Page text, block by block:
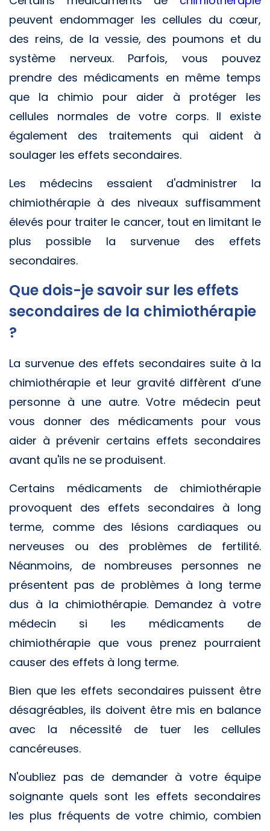
peuvent endommager les cellules du cœur,
des reins, de la vessie, des poumons et du
système nerveux. Parfois, vous pouvez
prendre des médicaments en même temps
que la chimio pour aider à protéger les
cellules normales de votre corps. Il existe
également des traitements qui aident à
soulager les effets secondaires.
Les médecins essaient d'administrer la
chimiothérapie à des niveaux suffisamment
élevés pour traiter le cancer, tout en limitant le
plus possible la survenue des effets
secondaires.
Que dois-je savoir sur les effets
secondaires de la chimiothérapie
?
La survenue des effets secondaires suite à la
chimiothérapie et leur gravité diffèrent d’une
personne à une autre. Votre médecin peut
vous donner des médicaments pour vous
aider à prévenir certains effets secondaires
avant qu'ils ne se produisent.
Certains médicaments de chimiothérapie
provoquent des effets secondaires à long
terme, comme des lésions cardiaques ou
nerveuses ou des problèmes de fertilité.
Néanmoins, de nombreuses personnes ne
présentent pas de problèmes à long terme
dus à la chimiothérapie. Demandez à votre
médecin si les médicaments de
chimiothérapie que vous prenez pourraient
causer des effets à long terme.
Bien que les effets secondaires puissent être
désagréables, ils doivent être mis en balance
avec la nécessité de tuer les cellules
cancéreuses.
N'oubliez pas de demander à votre équipe
soignante quels sont les effets secondaires
les plus fréquents de votre chimio, combien